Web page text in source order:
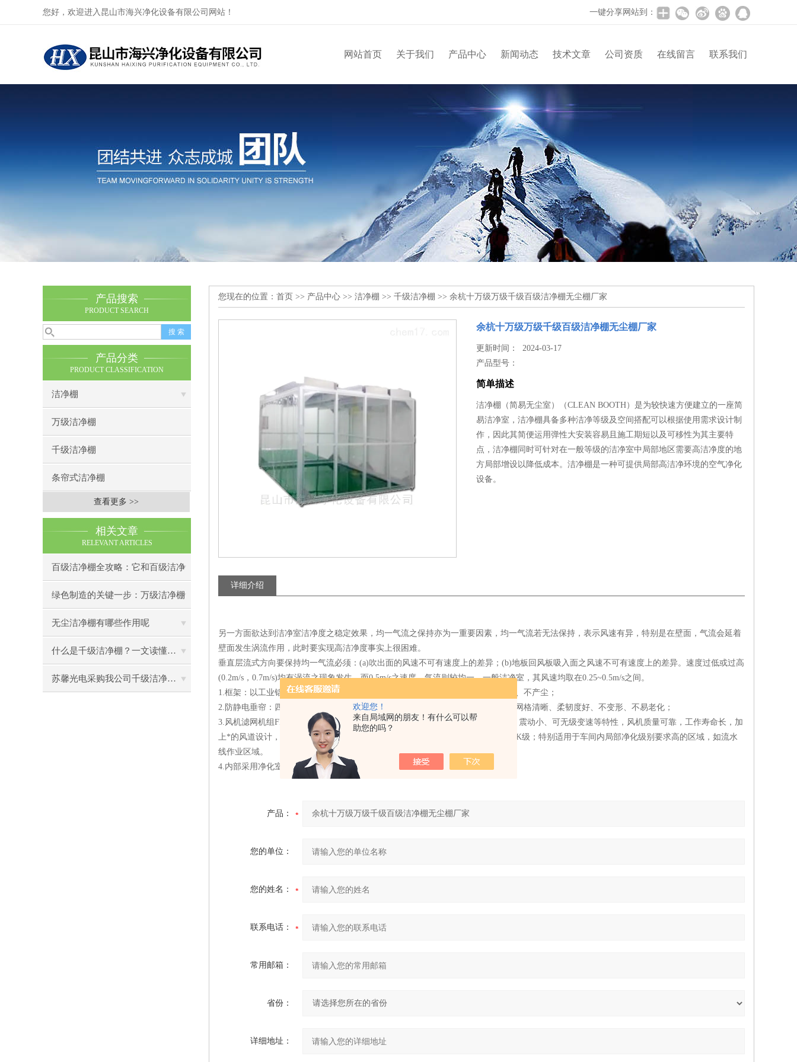
欢迎您！
来自局域网的朋友！有什么可以帮
助您的吗？
您好，欢迎进入昆山市海兴净化设备有限公司网站！ 一键分享网站到：
网站首页 关于我们 产品中心 新闻动态 技术文章 公司资质 在线留言 联系我们
产品搜索
PRODUCT SEARCH
产品分类
PRODUCT CLASSIFICATION
洁净棚
万级洁净棚
千级洁净棚
条帘式洁净棚
查看更多 >>
相关文章
RELEVANT ARTICLES
百级洁净棚全攻略：它和百级洁净
室到底有什么区别？
绿色制造的关键一步：万级洁净棚
助力环保型半导体产业发展
无尘洁净棚有哪些作用呢
什么是千级洁净棚？一文读懂其结构特点与局部净化优势
苏馨光电采购我公司千级洁净棚普通工作台一批（7月07日）已顺利交货
您现在的位置： 首页 >> 产品中心 >> 洁净棚 >> 千级洁净棚 >> 余杭十万级万级千级百级洁净棚无尘棚厂家
余杭十万级万级千级百级洁净棚无尘棚厂家
更新时间： 2024-03-17
产品型号：
简单描述
洁净棚（简易无尘室）（CLEAN BOOTH）是为较快速方便建立的一座简
易洁净室，洁净棚具备多种洁净等级及空间搭配可以根据使用需求设计制
作，因此其简便运用弹性大安装容易且施工期短以及可移性为其主要特
点，洁净棚同时可针对在一般等级的洁净室中局部地区需要高洁净度的地
方局部增设以降低成本。洁净棚是一种可提供局部高洁净环境的空气净化
设备。
详细介绍
另一方面欲达到洁净室洁净度之稳定效果，均一气流之保持亦为一重要因素，均一气流若无法保持，表示风速有异，特别是在壁面，气流会延着
壁面发生涡流作用，此时要实现高洁净度事实上很困难。
垂直层流式方向要保持均一气流必须：(a)吹出面的风速不可有速度上的差异；(b)地板回风板吸入面之风速不可有速度上的差异。速度过低或过高
(0.2m/s，0.7m/s)均有涡流之现象发生，而0.5m/s之速度，气流则较均一，一般洁净室，其风速均取在0.25~0.5m/s之间。
1.框架：以工业铝材（或不锈钢方通、铁方通喷塑）作为框架稳固、美观、不生锈、不产尘；
2.防静电垂帘：四周围用防静电垂帘（或亚克力板），防静电效果好、透明度高、网格清晰、柔韧度好、不变形、不易老化；
3.风机滤网机组FFU：，采用新加坡PCI离心风机，具有长寿命、低噪声、免维护、震动小、可无级变速等特性，风机质量可靠，工作寿命长，加
上*的风道设计，大大提高了风机的效率、降低了噪声！内部净化级别可达100-100K级；特别适用于车间内局部净化级别要求高的区域，如流水
线作业区域。
4.内部采用净化室净化灯，不产尘；
产品：
您的单位：
您的姓名：
联系电话：
常用邮箱：
省份：
详细地址：